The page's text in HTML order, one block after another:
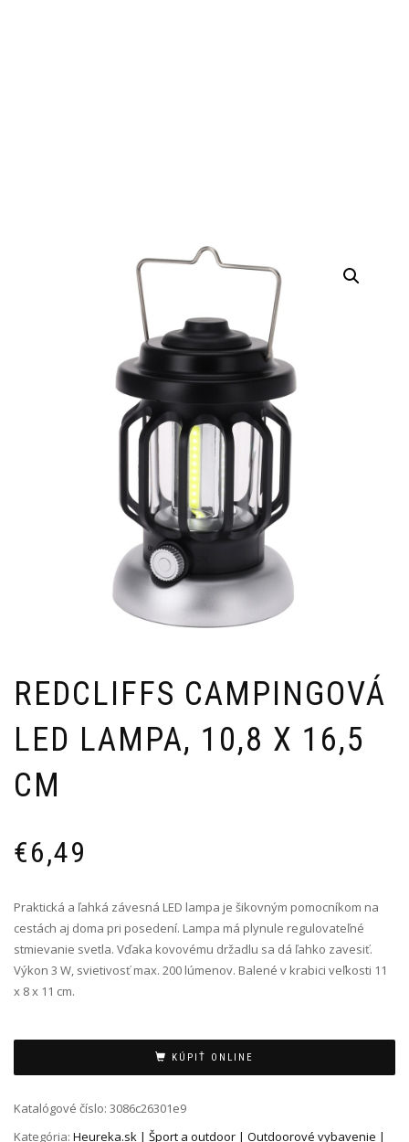
REDCLIFFS CAMPINGOVÁ
LED LAMPA, 10,8 X 16,5
CM
€6,49
Praktická a ľahká závesná LED lampa je šikovným pomocníkom na
cestách aj doma pri posedení. Lampa má plynule regulovateľné
stmievanie svetla. Vďaka kovovému držadlu sa dá ľahko zavesiť.
Výkon 3 W, svietivosť max. 200 lúmenov. Balené v krabici veľkosti 11
x 8 x 11 cm.
KÚPIŤ ONLINE
Katalógové číslo: 3086c26301e9
Kategória: Heureka.sk | Šport a outdoor | Outdoorové vybavenie |